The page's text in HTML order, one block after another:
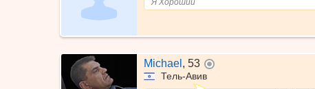
Я Хороший
Michael , 53
Тель-Авив